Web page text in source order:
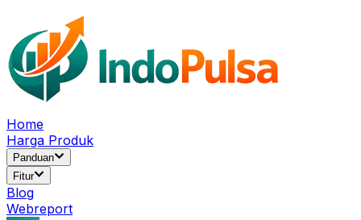
Home
Harga Produk
Panduan
Fitur
Blog
Webreport